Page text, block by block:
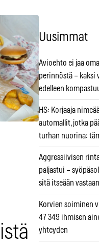
Uusimmat
Avioehto ei jaa
perinnöstä – kaksi
edelleen
HS: Korjaaja
automallit, jotka
turhan nuorina:
Aggressiivisen
paljastui –
sitä itseään vastaan
Korvien soiminen
47 349 ihmisen
yhteyden